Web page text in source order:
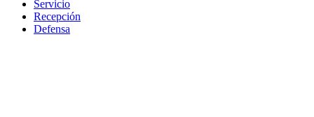
Servicio
Recepción
Defensa